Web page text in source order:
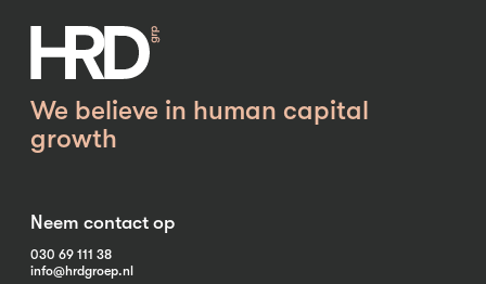
We believe in human capital
growth
Neem contact op
030 69 111 38
info@hrdgroep.nl